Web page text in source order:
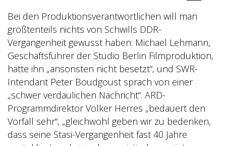
Bei den Produktionsverantwortlichen will man
größtenteils nichts von Schwills DDR-
Vergangenheit gewusst haben: Michael Lehmann,
Geschäftsführer der Studio Berlin Filmproduktion,
hätte ihn „ansonsten nicht besetzt“, und SWR-
Intendant Peter Boudgoust sprach von einer
„schwer verdaulichen Nachricht“. ARD-
Programmdirektor Volker Herres „bedauert den
Vorfall sehr“, „gleichwohl geben wir zu bedenken,
dass seine Stasi-Vergangenheit fast 40 Jahre